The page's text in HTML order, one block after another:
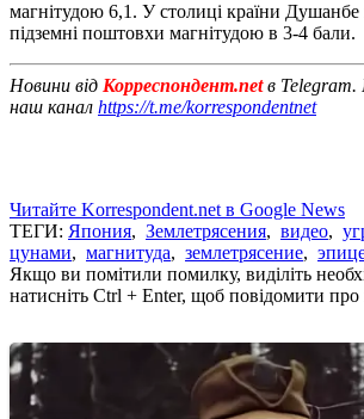
магнітудою 6,1. У столиці країни Душанбе
підземні поштовхи магнітудою в 3-4 бали.
Новини від Корреспондент.netв Telegram.
наш канал https://t.me/korrespondentnet
Читайте Korrespondent.net в Google News
ТЕГИ: Япония, Землетрясения, видео,
цунами, магнитуда, землетрясение,
Якщо ви помітили помилку, виділіть
натисніть Ctrl + Enter, щоб повідомити про